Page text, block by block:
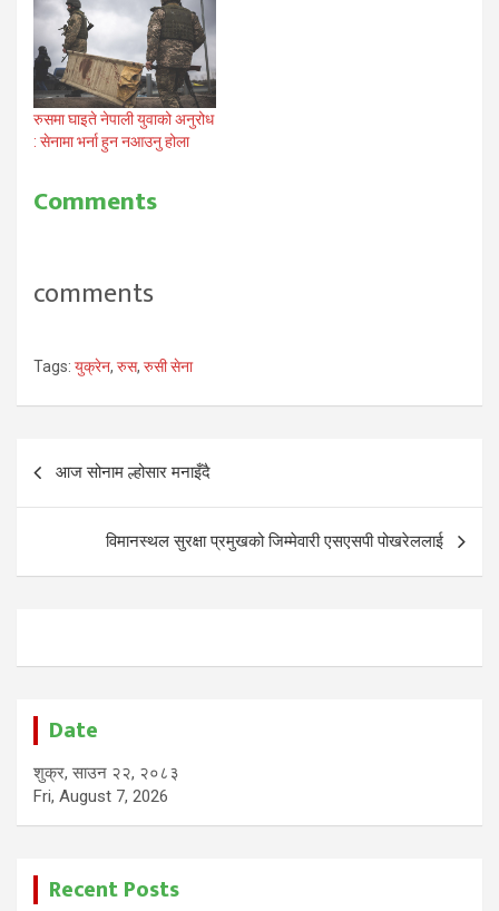
रुसमा घाइते नेपाली युवाको अनुरोध
: सेनामा भर्ना हुन नआउनु होला
Comments
comments
Tags: युक्रेन, रुस, रुसी सेना
Post
navigation
आज सोनाम ल्होसार मनाइँदै
विमानस्थल सुरक्षा प्रमुखको जिम्मेवारी एसएसपी पोखरेललाई
Date
शुक्र, साउन २२, २०८३
Fri, August 7, 2026
Recent Posts